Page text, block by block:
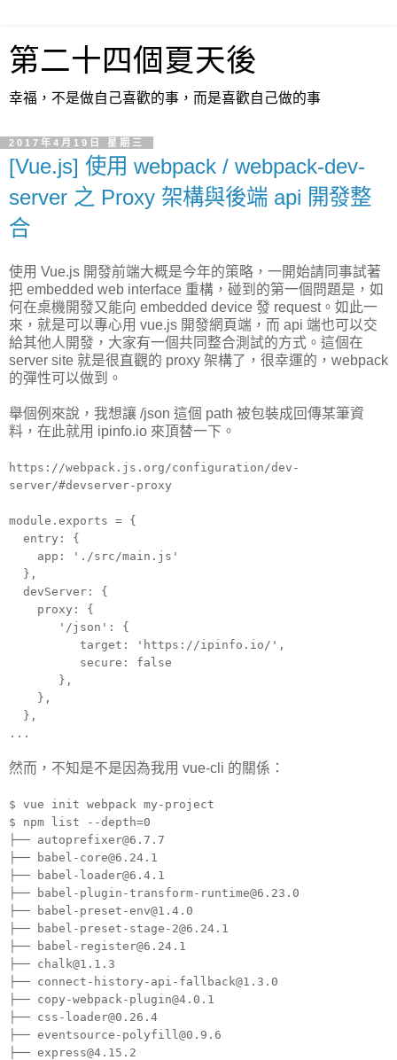
第二十四個夏天後
幸福，不是做自己喜歡的事，而是喜歡自己做的事
2017年4月19日 星期三
[Vue.js] 使用 webpack / webpack-dev-
server 之 Proxy 架構與後端 api 開發整
合
使用 Vue.js 開發前端大概是今年的策略，一開始請同事試著
把 embedded web interface 重構，碰到的第一個問題是，如
何在桌機開發又能向 embedded device 發 request。如此一
來，就是可以專心用 vue.js 開發網頁端，而 api 端也可以交
給其他人開發，大家有一個共同整合測試的方式。這個在
server site 就是很直觀的 proxy 架構了，很幸運的，webpack
的彈性可以做到。
舉個例來說，我想讓 /json 這個 path 被包裝成回傳某筆資
料，在此就用 ipinfo.io 來頂替一下。
https://webpack.js.org/configuration/dev-
server/#devserver-proxy
module.exports = {
entry: {
app: './src/main.js'
},
devServer: {
proxy: {
'/json': {
target: 'https://ipinfo.io/',
secure: false
},
},
},
...
然而，不知是不是因為我用 vue-cli 的關係：
$ vue init webpack my-project
$ npm list --depth=0
├── autoprefixer@6.7.7
├── babel-core@6.24.1
├── babel-loader@6.4.1
├── babel-plugin-transform-runtime@6.23.0
├── babel-preset-env@1.4.0
├── babel-preset-stage-2@6.24.1
├── babel-register@6.24.1
├── chalk@1.1.3
├── connect-history-api-fallback@1.3.0
├── copy-webpack-plugin@4.0.1
├── css-loader@0.26.4
├── eventsource-polyfill@0.9.6
├── express@4.15.2